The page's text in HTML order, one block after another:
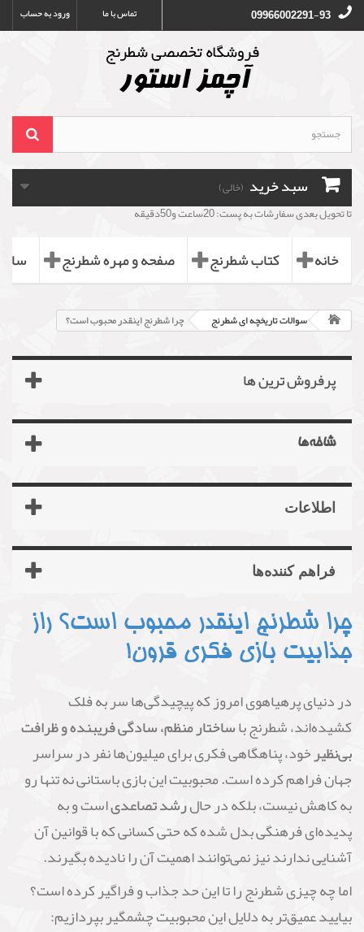
ورود به حساب تماس با ما 09966002291-93
سبد خرید (خالی)
تا تحویل بعدی سفارشات به پست: 20ساعت و50دقیقه
خانه کتاب شطرنج صفحه و مهره شطرنج
سوالات تاریخچه ای شطرنج چرا شطرنج اینقدر محبوب است؟
پرفروش ترین‌ ها
شاخه‌ها
اطلاعات
فراهم کننده‌ها
چرا شطرنج اینقدر محبوب است؟ راز
جذابیت بازی فکری قرون!
در دنیای پرهیاهوی امروز که پیچیدگی‌ها سر به فلک
کشیده‌اند، شطرنج باساختار منظم، سادگی فریبنده و ظرافت
بی‌نظیرخود، پناهگاهی فکری برای میلیون‌ها نفر در سراسر
جهان فراهم کرده است. محبوبیت این بازی باستانی نه تنها رو
به کاهش نیست، بلکه در حالرشد تصاعدیاست و به
پدیده‌ای فرهنگی بدل شده که حتی کسانی که با قوانین آن
آشنایی ندارند نیز نمی‌توانند اهمیت آن را نادیده بگیرند.
اما چه چیزی شطرنج را تا این حد جذاب و فراگیر کرده است؟
بیایید عمیق‌تر به دلایل این محبوبیت چشمگیر بپردازیم: